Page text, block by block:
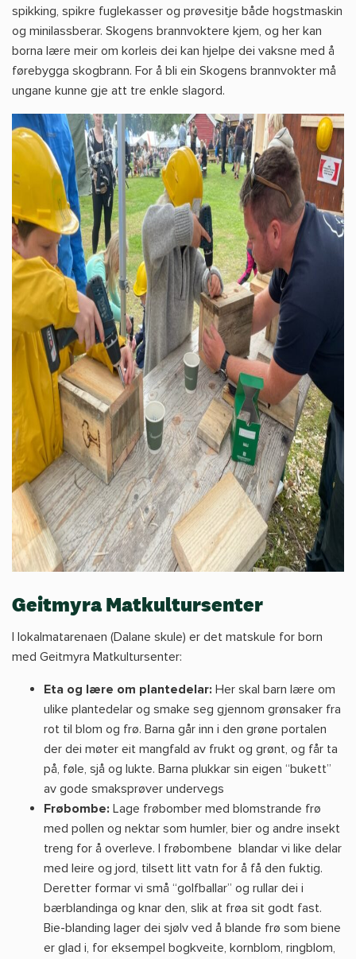
spikking, spikre fuglekasser og prøvesitje både hogstmaskin
og minilassberar. Skogens brannvoktere kjem, og her kan
borna lære meir om korleis dei kan hjelpe dei vaksne med å
førebygga skogbrann. For å bli ein Skogens brannvokter må
ungane kunne gje att tre enkle slagord.
Geitmyra Matkultursenter
I lokalmatarenaen (Dalane skule) er det matskule for born
med Geitmyra Matkultursenter:
Eta og lære om plantedelar: Her skal barn lære om
ulike plantedelar og smake seg gjennom grønsaker fra
rot til blom og frø. Barna går inn i den grøne portalen
der dei møter eit mangfald av frukt og grønt, og får ta
på, føle, sjå og lukte. Barna plukkar sin eigen “bukett”
av gode smaksprøver undervegs
Frøbombe: Lage frøbomber med blomstrande frø
med pollen og nektar som humler, bier og andre insekt
treng for å overleve. I frøbombene blandar vi like delar
med leire og jord, tilsett litt vatn for å få den fuktig.
Deretter formar vi små “golfballar” og rullar dei i
bærblandinga og knar den, slik at frøa sit godt fast.
Bie-blanding lager dei sjølv ved å blande frø som biene
er glad i, for eksempel bogkveite, kornblom, ringblom,